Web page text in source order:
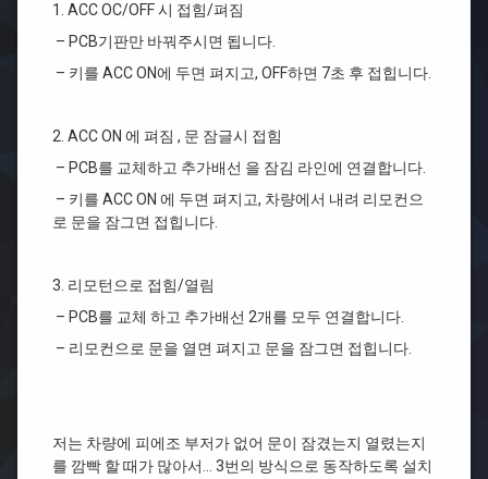
1. ACC OC/OFF 시 접힘/펴짐
– PCB기판만 바꿔주시면 됩니다.
– 키를 ACC ON에 두면 펴지고, OFF하면 7초 후 접힙니다.
2. ACC ON 에 펴짐 , 문 잠글시 접힘
– PCB를 교체하고 추가배선 을 잠김 라인에 연결합니다.
– 키를 ACC ON 에 두면 펴지고, 차량에서 내려 리모컨으
로 문을 잠그면 접힙니다.
3. 리모턴으로 접힘/열림
– PCB를 교체 하고 추가배선 2개를 모두 연결합니다.
– 리모컨으로 문을 열면 펴지고 문을 잠그면 접힙니다.
저는 차량에 피에조 부저가 없어 문이 잠겼는지 열렸는지
를 깜빡 할 때가 많아서… 3번의 방식으로 동작하도록 설치